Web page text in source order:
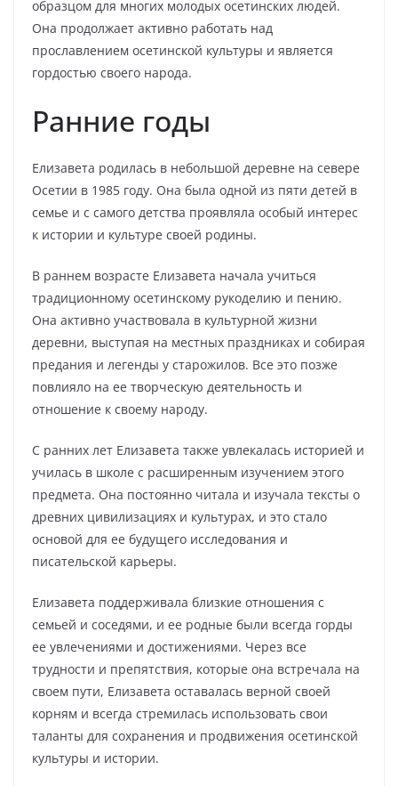
образцом для многих молодых осетинских людей.
Она продолжает активно работать над
прославлением осетинской культуры и является
гордостью своего народа.
Ранние годы
Елизавета родилась в небольшой деревне на севере
Осетии в 1985 году. Она была одной из пяти детей в
семье и с самого детства проявляла особый интерес
к истории и культуре своей родины.
В раннем возрасте Елизавета начала учиться
традиционному осетинскому рукоделию и пению.
Она активно участвовала в культурной жизни
деревни, выступая на местных праздниках и собирая
предания и легенды у старожилов. Все это позже
повлияло на ее творческую деятельность и
отношение к своему народу.
С ранних лет Елизавета также увлекалась историей и
училась в школе с расширенным изучением этого
предмета. Она постоянно читала и изучала тексты о
древних цивилизациях и культурах, и это стало
основой для ее будущего исследования и
писательской карьеры.
Елизавета поддерживала близкие отношения с
семьей и соседями, и ее родные были всегда горды
ее увлечениями и достижениями. Через все
трудности и препятствия, которые она встречала на
своем пути, Елизавета оставалась верной своей
корням и всегда стремилась использовать свои
таланты для сохранения и продвижения осетинской
культуры и истории.